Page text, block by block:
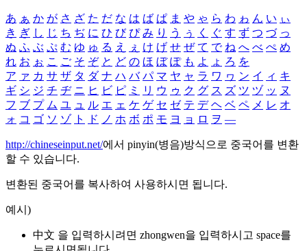
あ ぁ か が さ ざ た だ な は ば ぱ ま や ゃ ら わ ゎ ん い ぃ
き ぎ し じ ち ぢ に ひ び ぴ み り う ぅ く ぐ す ず つ づ っ
ぬ ふ ぶ ぷ む ゆ ゅ る え ぇ け げ せ ぜ て で ね へ べ ぺ め
れ お ぉ こ ご そ ぞ と ど の ほ ぼ ぽ も よ ょ ろ を
ア ァ カ サ ザ タ ダ ナ ハ バ パ マ ヤ ャ ラ ワ ヮ ン イ ィ キ
ギ シ ジ チ ヂ ニ ヒ ビ ピ ミ リ ウ ゥ ク グ ス ズ ツ ヅ ッ ヌ
フ ブ プ ム ユ ュ ル エ ェ ケ ゲ セ ゼ テ デ ヘ ベ ペ メ レ オ
ォ コ ゴ ソ ゾ ト ド ノ ホ ボ ポ モ ヨ ョ ロ ヲ ―
http://chineseinput.net/에서 pinyin(병음)방식으로 중국어를 변환
할 수 있습니다.
변환된 중국어를 복사하여 사용하시면 됩니다.
예시)
中文 을 입력하시려면 zhongwen을 입력하시고 space를